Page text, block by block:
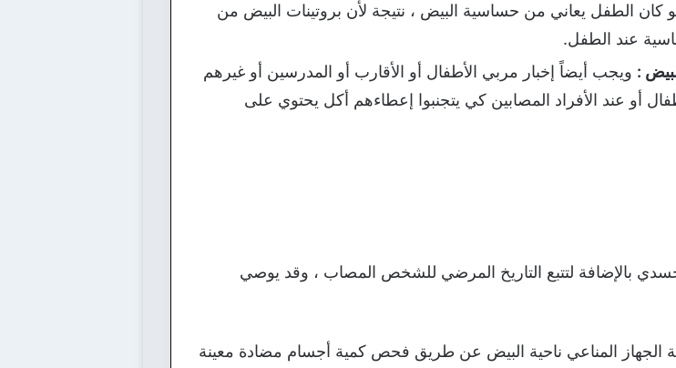
كان الطفل يعاني من حساسية البيض ، نتيجة لأن بروتينات البيض من
عند الطفل.
: ويجب أيضاً إخبار مربي الأطفال أو الأقارب أو المدرسين أو غيرهم
أو عند الأفراد المصابين كي يتجنبوا إعطاءهم أكل يحتوي على
لتتبع التاريخ المرضي للشخص المصاب ، وقد يوصي
الجهاز المناعي ناحية البيض عن طريق فحص كمية أجسام مضادة معينة